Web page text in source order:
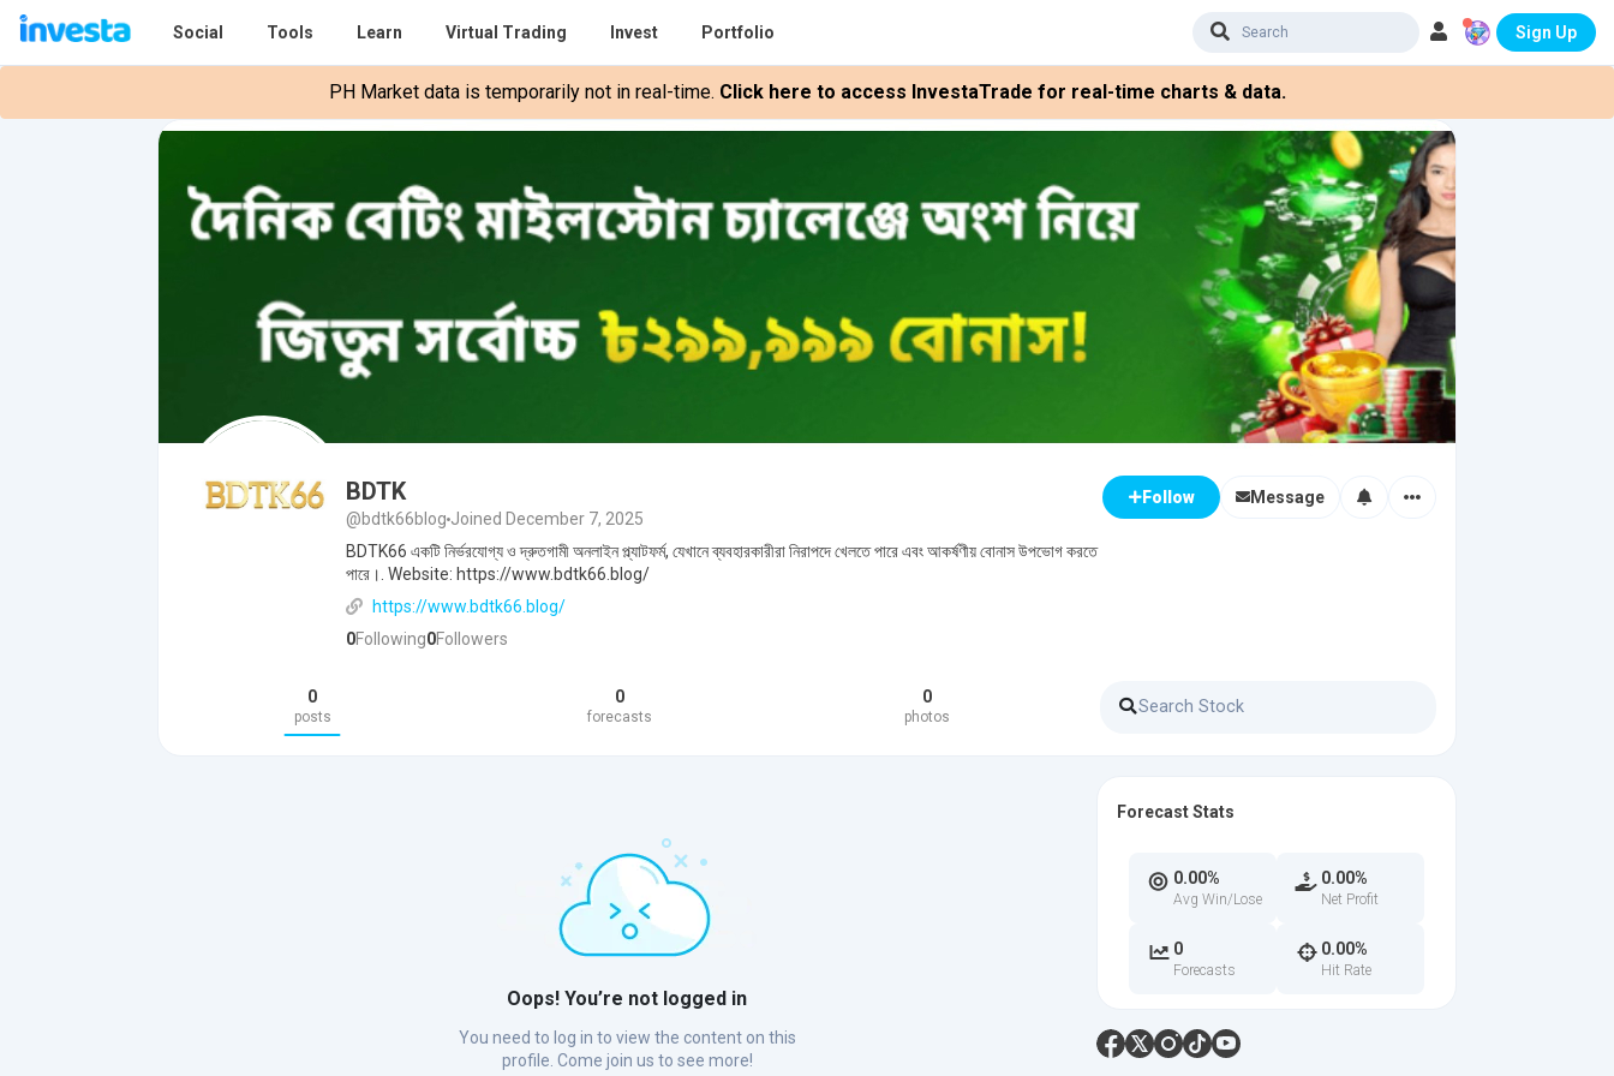
Social Tools Learn Virtual Trading Invest Portfolio Sign Up
PH Market data is temporarily not in real-time. Click here to access InvestaTrade for real-time charts & data.
BDTK
@bdtk66blog Joined December 7, 2025
BDTK66 একটি নির্ভরযোগ্য ও দ্রুতগামী অনলাইন প্ল্যাটফর্ম, যেখানে ব্যবহারকারীরা নিরাপদে খেলতে পারে এবং আকর্ষণীয় বোনাস উপভোগ করতে
পারে।. Website: https://www.bdtk66.blog/
https://www.bdtk66.blog/
0Following0Followers
Follow Message
0
posts
0
forecasts
0
photos
Oops! You’re not logged in
You need to log in to view the content on this
profile. Come join us to see more!
Forecast Stats
0.00%
Avg Win/Lose
0.00%
Net Profit
0
Forecasts
0.00%
Hit Rate